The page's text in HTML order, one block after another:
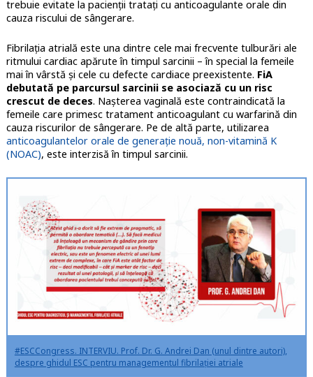
trebuie evitate la pacienții tratați cu anticoagulante orale din
cauza riscului de sângerare.
Fibrilația atrială este una dintre cele mai frecvente tulburări ale
ritmului cardiac apărute în timpul sarcinii – în special la femeile
mai în vârstă și cele cu defecte cardiace preexistente. FiA
debutată pe parcursul sarcinii se asociază cu un risc
crescut de deces. Nașterea vaginală este contraindicată la
femeile care primesc tratament anticoagulant cu warfarină din
cauza riscurilor de sângerare. Pe de altă parte, utilizarea
anticoagulantelor orale de generație nouă, non-vitamină K
(NOAC), este interzisă în timpul sarcinii.
#ESCCongress. INTERVIU. Prof. Dr. G. Andrei Dan (unul dintre autori),
despre ghidul ESC pentru managementul fibrilației atriale